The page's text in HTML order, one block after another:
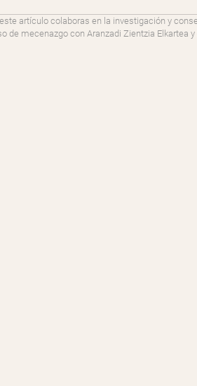
artículo colaboras en la investigación y
de mecenazgo con Aranzadi Zientzia Elkartea